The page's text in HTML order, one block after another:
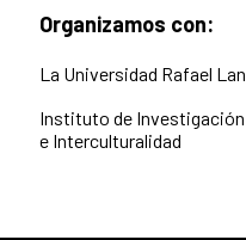
Organizamos con:
La Universidad Rafael
Instituto de
e Interculturalidad